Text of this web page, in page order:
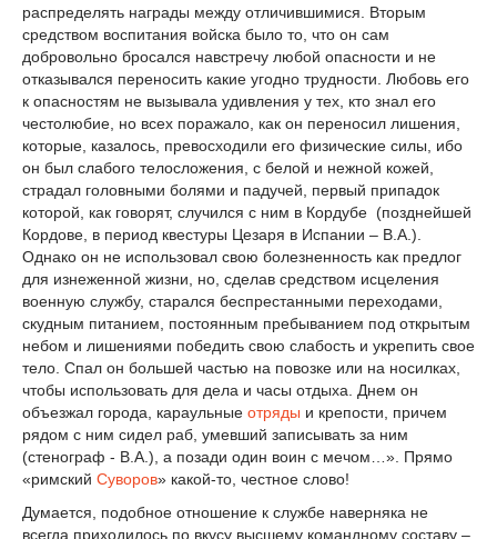
распределять награды между отличившимися. Вторым
средством воспитания войска было то, что он сам
добровольно бросался навстречу любой опасности и не
отказывался переносить какие угодно трудности. Любовь его
к опасностям не вызывала удивления у тех, кто знал его
честолюбие, но всех поражало, как он переносил лишения,
которые, казалось, превосходили его физические силы, ибо
он был слабого телосложения, с белой и нежной кожей,
страдал головными болями и падучей, первый припадок
которой, как говорят, случился с ним в Кордубе (позднейшей
Кордове, в период квестуры Цезаря в Испании – В.А.).
Однако он не использовал свою болезненность как предлог
для изнеженной жизни, но, сделав средством исцеления
военную службу, старался беспрестанными переходами,
скудным питанием, постоянным пребыванием под открытым
небом и лишениями победить свою слабость и укрепить свое
тело. Спал он большей частью на повозке или на носилках,
чтобы использовать для дела и часы отдыха. Днем он
объезжал города, караульные отряды и крепости, причем
рядом с ним сидел раб, умевший записывать за ним
(стенограф - В.А.), а позади один воин с мечом…». Прямо
«римский Суворов» какой-то, честное слово!
Думается, подобное отношение к службе наверняка не
всегда приходилось по вкусу высшему командному составу –